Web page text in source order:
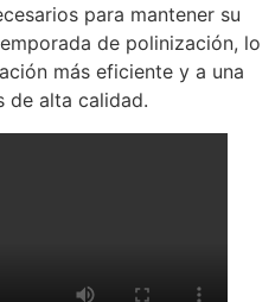
para mantener su
de polinización, lo
más eficiente y a una
de alta calidad.